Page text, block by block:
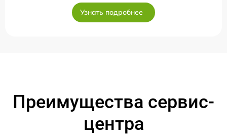
Узнать подробнее
Преимущества сервис-
центра